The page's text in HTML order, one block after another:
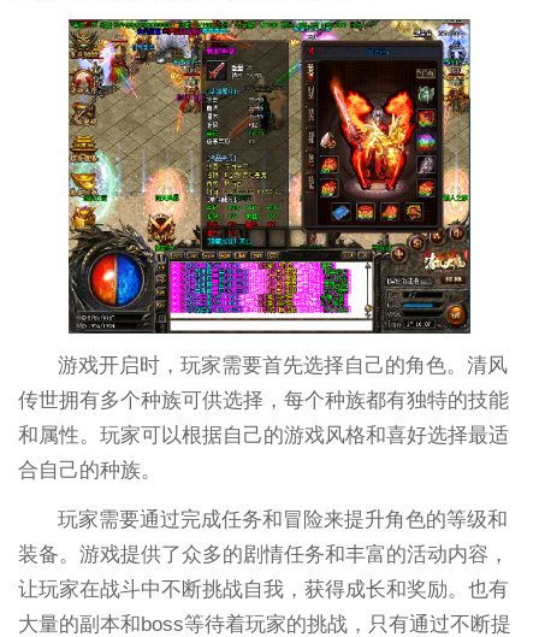
游戏开启时，玩家需要首先选择自己的角色。清风
传世拥有多个种族可供选择，每个种族都有独特的技能
和属性。玩家可以根据自己的游戏风格和喜好选择最适
合自己的种族。
玩家需要通过完成任务和冒险来提升角色的等级和
装备。游戏提供了众多的剧情任务和丰富的活动内容，
让玩家在战斗中不断挑战自我，获得成长和奖励。也有
大量的副本和boss等待着玩家的挑战，只有通过不断提